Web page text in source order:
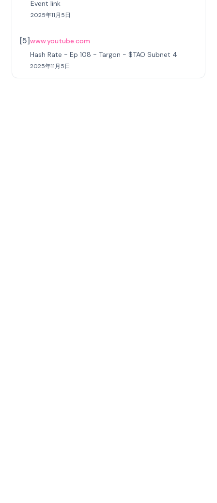
Event link
2025年11月5日
[5]www.youtube.com
Hash Rate - Ep 108 - Targon - $TAO Subnet 4
2025年11月5日